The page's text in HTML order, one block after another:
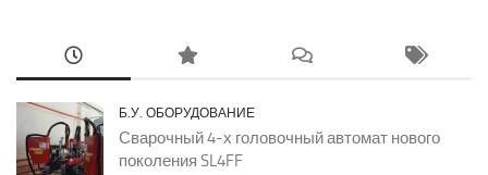
Б.У. ОБОРУДОВАНИЕ
Сварочный 4-х головочный автомат нового
поколения SL4FF